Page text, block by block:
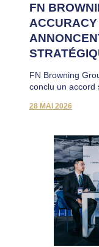
FN
FN Browning
conclu un
28 MAI 2026